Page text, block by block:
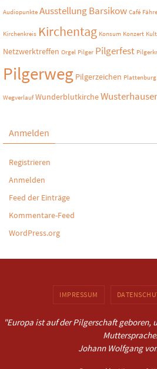
Audiopunkte AusstellungBarsikow Café Fähre
Kirchenkreis Kirchentag Konsum Konzert
Netzwerktreffen Orgel Pilger Pilgerfest
Pilgerweg Pilgerzeichen Plattenburg
Wegverlauf Wunderblutkirche
Anmelden
Registrieren
Anmelden
Feed der Einträge
Kommentare-Feed
WordPress.org
IMPRESSUM
"Europa ist auf der Pilgerschaft geboren,
Johann Wolfgang